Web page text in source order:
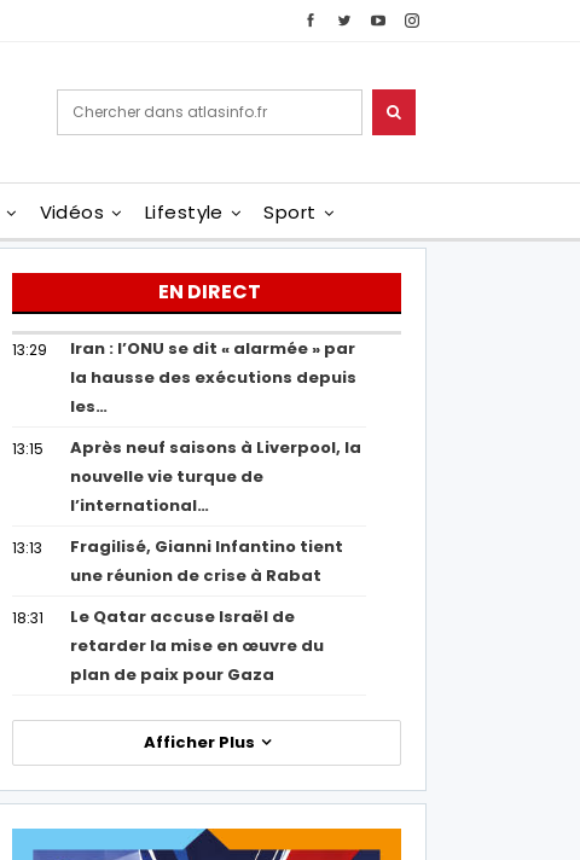
Vidéos Lifestyle Sport
EN DIRECT
13:29
Iran : l’ONU se dit « alarmée » par
la hausse des exécutions depuis
les…
13:15
Après neuf saisons à Liverpool, la
nouvelle vie turque de
l’international…
13:13
Fragilisé, Gianni Infantino tient
une réunion de crise à Rabat
18:31
Le Qatar accuse Israël de
retarder la mise en œuvre du
plan de paix pour Gaza
Afficher Plus